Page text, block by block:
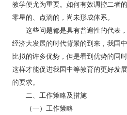
教学便尤为重要。如何有效调控二者
零星的、点滴的，尚未形成体系。
这些问题都是具有普遍性的代表，
经济大发展的时代背景的到来，我国
比拟的许多优势，但是看到优势的同
这样才能促进我国中等教育的更好发
的要求。
二、工作策略及措施
（一）工作策略